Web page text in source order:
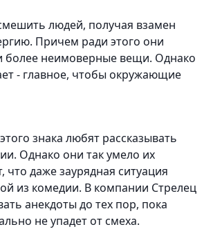
людей, получая взамен
Причем ради этого они
более неимоверные вещи. Однако
- главное, чтобы окружающие
знака любят рассказывать
Однако они так умело их
даже заурядная ситуация
из комедии. В компании Стрелец
анекдоты до тех пор, пока
не упадет от смеха.